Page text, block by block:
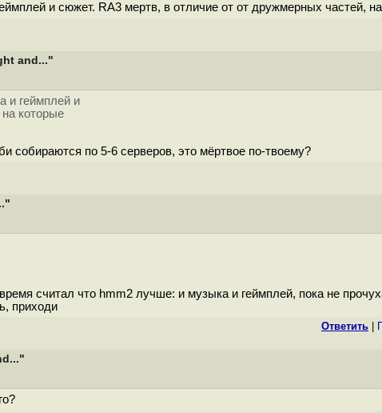
и сюжет. RA3 мертв, в отличие от от дружмерных частей,
and..."
и геймплей и
которые
собираются по 5-6 серверов, это мёртвое по-твоему?
считал что hmm2 лучше: и музыка и геймплей, пока не
приходи
Ответить